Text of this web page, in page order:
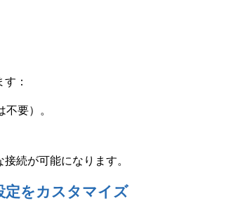
：
要）。
続が可能になります。
をカスタマイズ